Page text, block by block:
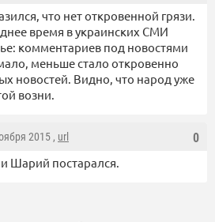
что нет откровенной грязи.
время в украинских СМИ
комментариев под новостями
меньше стало откровенно
новостей. Видно, что народ уже
возни.
0
2015 , url
Шарий постарался.